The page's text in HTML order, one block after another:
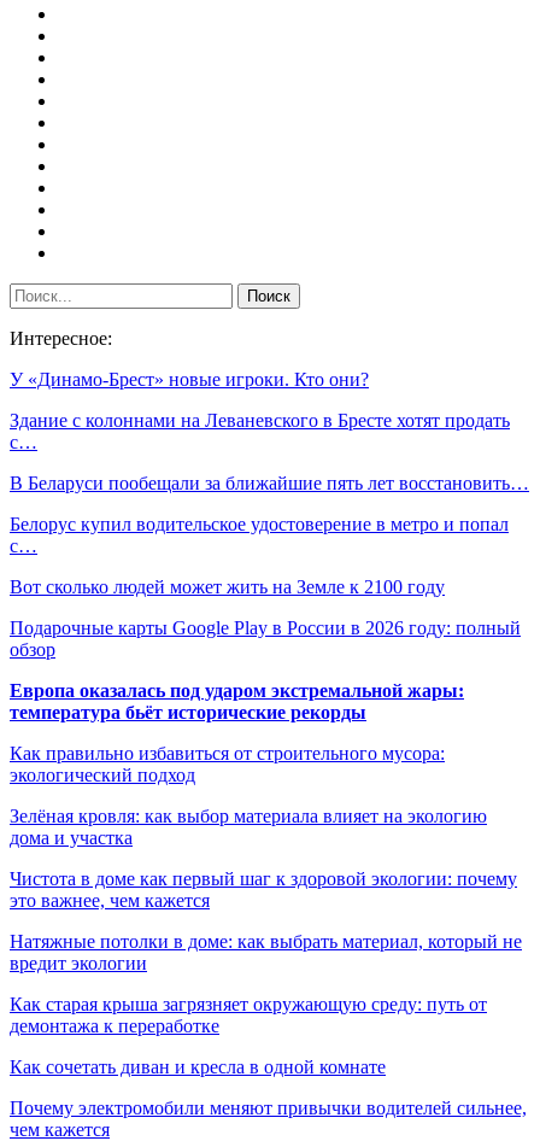
Интересное:
У «Динамо-Брест» новые игроки. Кто они?
Здание с колоннами на Леваневского в Бресте хотят продать
с…
В Беларуси пообещали за ближайшие пять лет восстановить…
Белорус купил водительское удостоверение в метро и попал
с…
Вот сколько людей может жить на Земле к 2100 году
Подарочные карты Google Play в России в 2026 году: полный
обзор
Европа оказалась под ударом экстремальной жары:
температура бьёт исторические рекорды
Как правильно избавиться от строительного мусора:
экологический подход
Зелёная кровля: как выбор материала влияет на экологию
дома и участка
Чистота в доме как первый шаг к здоровой экологии: почему
это важнее, чем кажется
Натяжные потолки в доме: как выбрать материал, который не
вредит экологии
Как старая крыша загрязняет окружающую среду: путь от
демонтажа к переработке
Как сочетать диван и кресла в одной комнате
Почему электромобили меняют привычки водителей сильнее,
чем кажется